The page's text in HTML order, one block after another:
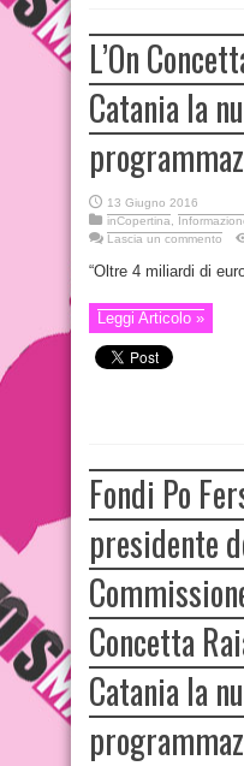
L’On
Catania la
13 Giugno 2016
inCopertina
Lascia un commento
“Oltre 4 miliardi di
Leggi Articolo »
Fondi Po
presidente
Concetta
Catania la